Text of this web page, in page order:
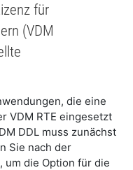
für
(VDM
die eine
VDM RTE eingesetzt
DDL muss zunächst
Sie nach der
um die Option für die